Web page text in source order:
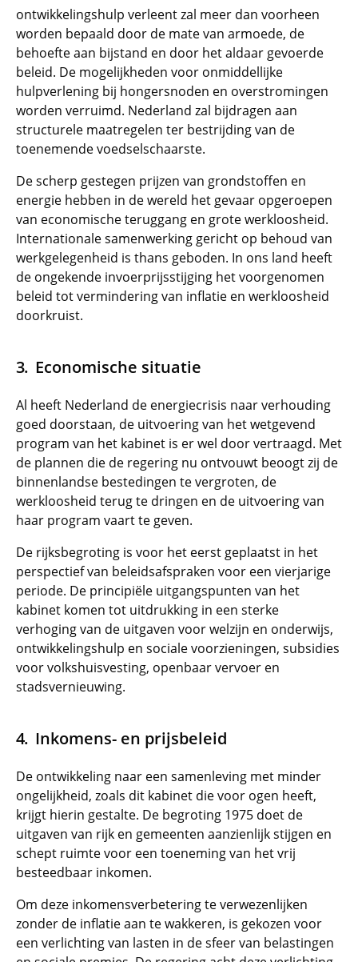
ontwikkelingshulp verleent zal meer dan voorheen
worden bepaald door de mate van armoede, de
behoefte aan bijstand en door het aldaar gevoerde
beleid. De mogelijkheden voor onmiddellijke
hulpverlening bij hongersnoden en overstromingen
worden verruimd. Nederland zal bijdragen aan
structurele maatregelen ter bestrijding van de
toenemende voedselschaarste.
De scherp gestegen prijzen van grondstoffen en
energie hebben in de wereld het gevaar opgeroepen
van economische teruggang en grote werkloosheid.
Internationale samenwerking gericht op behoud van
werkgelegenheid is thans geboden. In ons land heeft
de ongekende invoerprijsstijging het voorgenomen
beleid tot vermindering van inflatie en werkloosheid
doorkruist.
Economische situatie
Al heeft Nederland de energiecrisis naar verhouding
goed doorstaan, de uitvoering van het wetgevend
program van het kabinet is er wel door vertraagd. Met
de plannen die de regering nu ontvouwt beoogt zij de
binnenlandse bestedingen te vergroten, de
werkloosheid terug te dringen en de uitvoering van
haar program vaart te geven.
De rijksbegroting is voor het eerst geplaatst in het
perspectief van beleidsafspraken voor een vierjarige
periode. De principiële uitgangspunten van het
kabinet komen tot uitdrukking in een sterke
verhoging van de uitgaven voor welzijn en onderwijs,
ontwikkelingshulp en sociale voorzieningen, subsidies
voor volkshuisvesting, openbaar vervoer en
stadsvernieuwing.
Inkomens- en prijsbeleid
De ontwikkeling naar een samenleving met minder
ongelijkheid, zoals dit kabinet die voor ogen heeft,
krijgt hierin gestalte. De begroting 1975 doet de
uitgaven van rijk en gemeenten aanzienlijk stijgen en
schept ruimte voor een toeneming van het vrij
besteedbaar inkomen.
Om deze inkomensverbetering te verwezenlijken
zonder de inflatie aan te wakkeren, is gekozen voor
een verlichting van lasten in de sfeer van belastingen